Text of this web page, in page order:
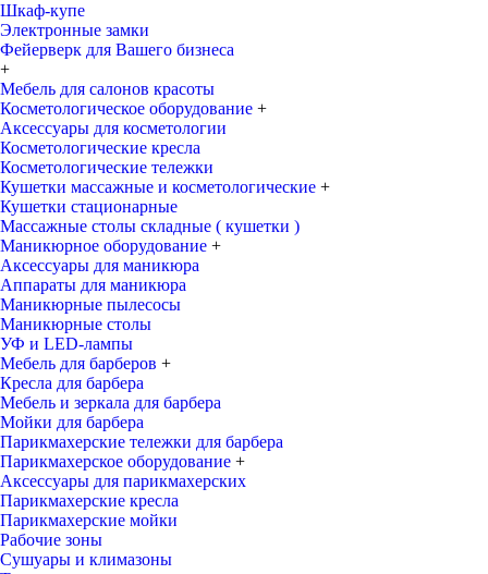
Шкаф-купе
Электронные замки
Фейерверк для Вашего бизнеса
+
Мебель для салонов красоты
Косметологическое оборудование +
Аксессуары для косметологии
Косметологические кресла
Косметологические тележки
Кушетки массажные и косметологические +
Кушетки стационарные
Массажные столы складные ( кушетки )
Маникюрное оборудование +
Аксессуары для маникюра
Аппараты для маникюра
Маникюрные пылесосы
Маникюрные столы
УФ и LED-лампы
Мебель для барберов +
Кресла для барбера
Мебель и зеркала для барбера
Мойки для барбера
Парикмахерские тележки для барбера
Парикмахерское оборудование +
Аксессуары для парикмахерских
Парикмахерские кресла
Парикмахерские мойки
Рабочие зоны
Сушуары и климазоны